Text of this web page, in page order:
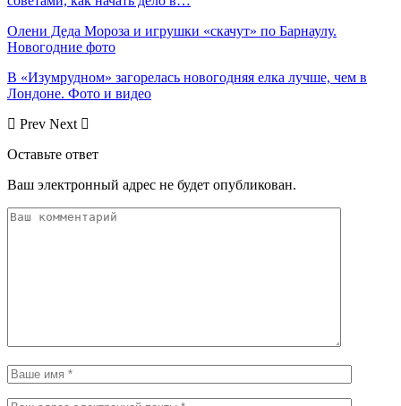
Олени Деда Мороза и игрушки «скачут» по Барнаулу.
Новогодние фото
В «Изумрудном» загорелась новогодняя елка лучше, чем в
Лондоне. Фото и видео
Prev Next
Оставьте ответ
Ваш электронный адрес не будет опубликован.